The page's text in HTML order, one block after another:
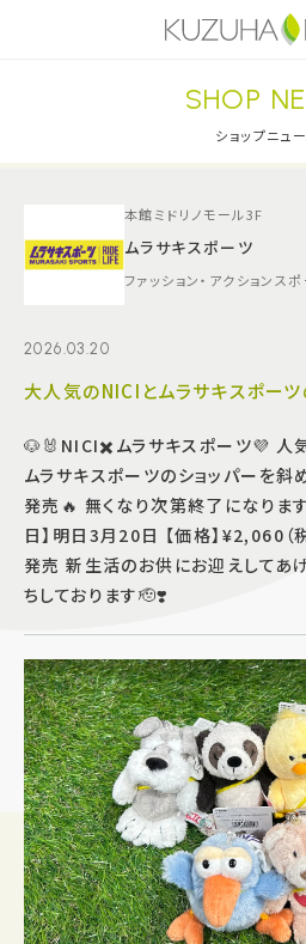
年中無休平 日：
※店舗により
ショップガイ
グルメ＆フ
キッズ＆ベ
施設案内
アクセス＆駐
よくあるご質問
スタ
サイトマップ
プラ
Follow US
SHOP
ショップニュ
本館ミドリノモール3F
ムラサキスポーツ
ファッション・アクションス
2026.03.20
大人気のNICIとムラサキスポー
🐶🐰NICI✖️ムラサキスポーツ💜 人
ムラサキスポーツのショッパーを
発売🔥 無くなり次第終了になりま
日】明日3月20日 【価格】¥2,060
発売 新生活のお供にお迎えしてあ
ちしております🫡❣️